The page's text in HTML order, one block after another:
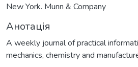
New York. Munn & Company
Анотація
A weekly journal of practical
mechanics, chemistry and